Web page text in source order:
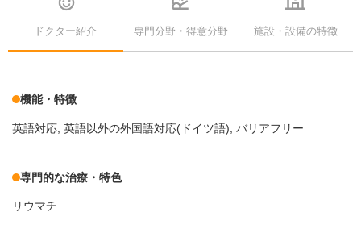
ドクター紹介 専門分野・得意分野 施設・設備の特徴
機能・特徴
英語対応 英語以外の外国語対応(ドイツ語) バリアフリー
専門的な治療・特色
リウマチ